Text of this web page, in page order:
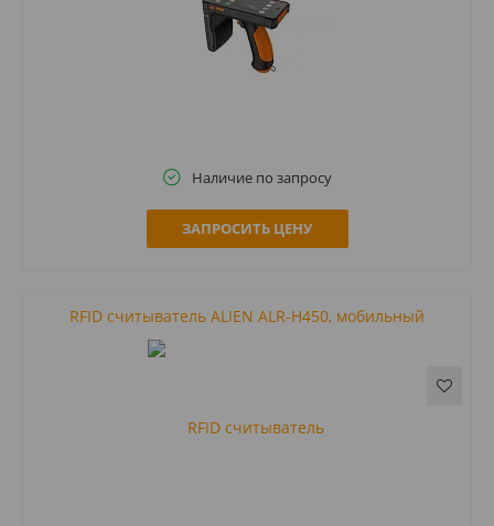
Наличие по запросу
ЗАПРОСИТЬ ЦЕНУ
RFID считыватель ALIEN ALR-H450, мобильный